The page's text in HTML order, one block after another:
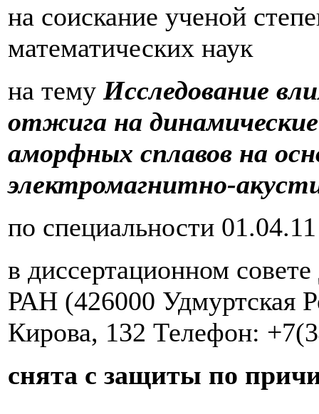
на соискание ученой
математических наук
на тему Исследование
отжига на
аморфных сплавов на
электромагнитно-
по специальности
в диссертационном
РАН (426000 Удмуртская
Кирова, 132 Телефон:
снята с защиты по